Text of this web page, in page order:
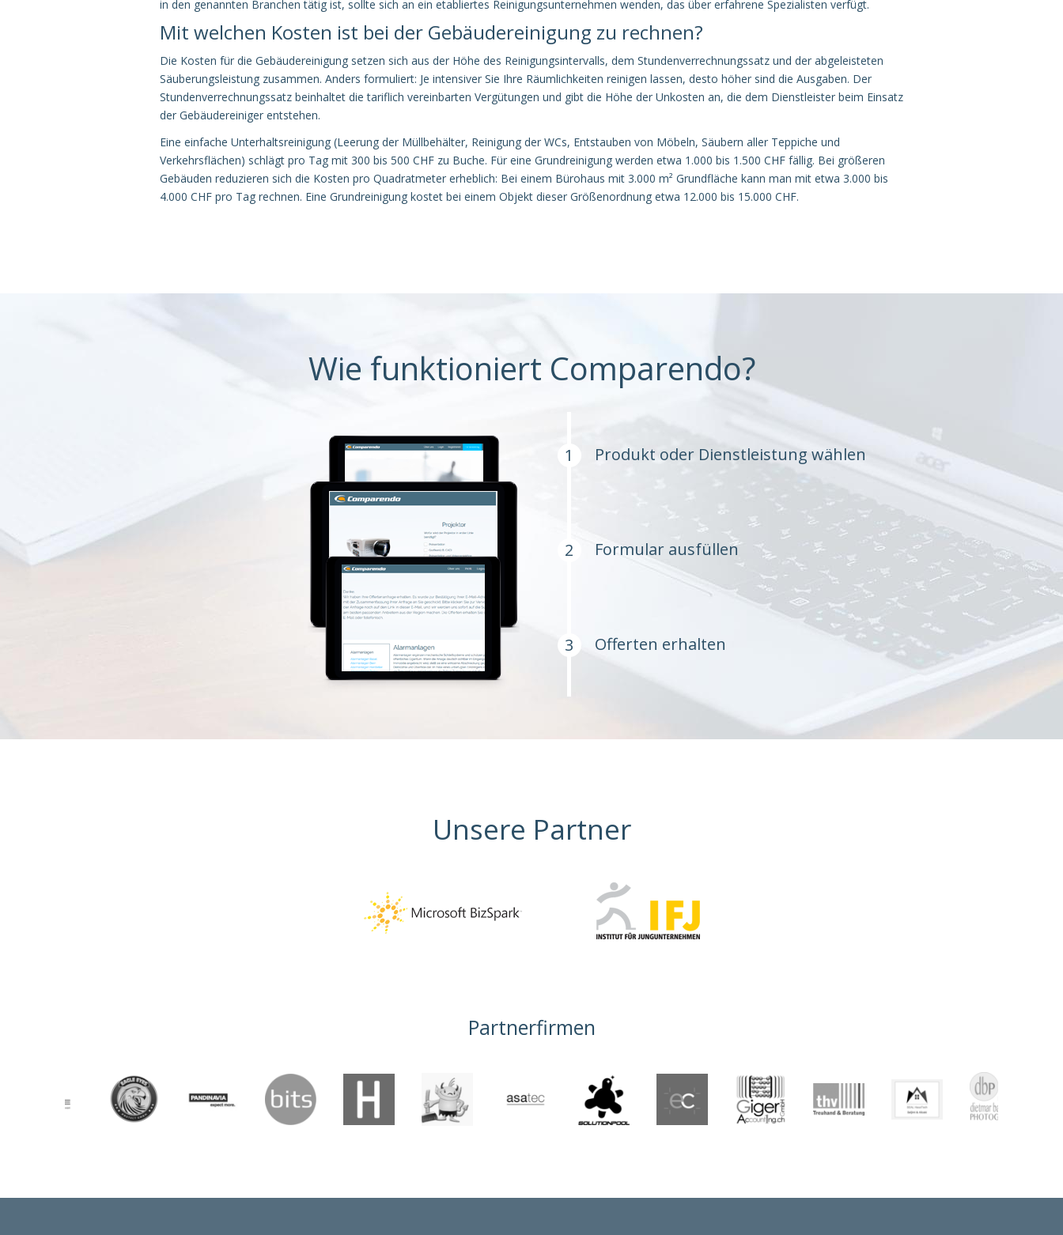
in den genannten Branchen tätig ist, sollte sich an ein etabliertes Reinigungsunternehmen wenden, das über erfahrene Spezialisten verfügt.
Mit welchen Kosten ist bei der Gebäudereinigung zu rechnen?
Die Kosten für die Gebäudereinigung setzen sich aus der Höhe des Reinigungsintervalls, dem Stundenverrechnungssatz und der abgeleisteten
Säuberungsleistung zusammen. Anders formuliert: Je intensiver Sie Ihre Räumlichkeiten reinigen lassen, desto höher sind die Ausgaben. Der
Stundenverrechnungssatz beinhaltet die tariflich vereinbarten Vergütungen und gibt die Höhe der Unkosten an, die dem Dienstleister beim Einsatz
der Gebäudereiniger entstehen.
Eine einfache Unterhaltsreinigung (Leerung der Müllbehälter, Reinigung der WCs, Entstauben von Möbeln, Säubern aller Teppiche und
Verkehrsflächen) schlägt pro Tag mit 300 bis 500 CHF zu Buche. Für eine Grundreinigung werden etwa 1.000 bis 1.500 CHF fällig. Bei größeren
Gebäuden reduzieren sich die Kosten pro Quadratmeter erheblich: Bei einem Bürohaus mit 3.000 m² Grundfläche kann man mit etwa 3.000 bis
4.000 CHF pro Tag rechnen. Eine Grundreinigung kostet bei einem Objekt dieser Größenordnung etwa 12.000 bis 15.000 CHF.
Wie funktioniert Comparendo?
Produkt oder Dienstleistung wählen
Formular ausfüllen
Offerten erhalten
Unsere Partner
Partnerfirmen